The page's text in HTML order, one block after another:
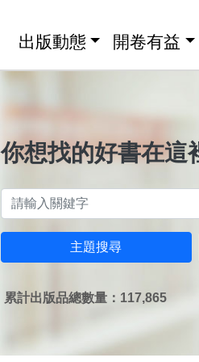
出版動態 開卷有益
你想找的好書在這
主題搜尋
累計出版品總數量：117,865